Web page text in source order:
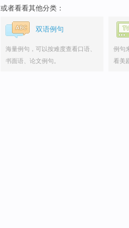
或者看看其他分类：
双语例句
海量例句，可以按难度查看口语、
书面语、论文例句。
例句
看美